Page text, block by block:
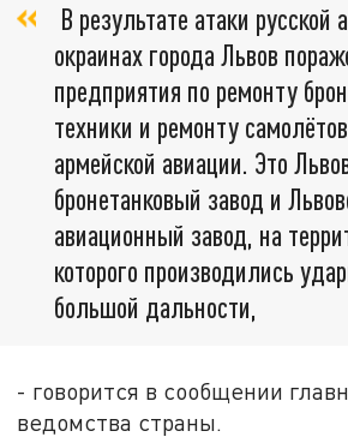
В результате атаки русской
окраинах города Львов
предприятия по ремонту
техники и ремонту
армейской авиации. Это
бронетанковый завод и
авиационный завод, на
которого производились
большой дальности,
- говорится в сообщении
ведомства страны.